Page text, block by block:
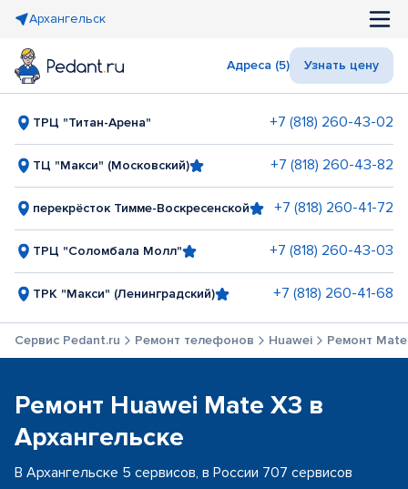
Архангельск
Адреса (5) Узнать цену
ТРЦ "Титан-Арена" +7 (818) 260-43-02
ТЦ "Макси" (Московский) +7 (818) 260-43-82
перекрёсток Тимме-Воскресенской +7 (818) 260-41-72
ТРЦ "Соломбала Молл" +7 (818) 260-43-03
ТРК "Макси" (Ленинградский) +7 (818) 260-41-68
Сервис Pedant.ru Ремонт телефонов Huawei Ремонт
Ремонт Huawei Mate X3 в
Архангельске
В Архангельске 5 сервисов, в России 707 сервисов